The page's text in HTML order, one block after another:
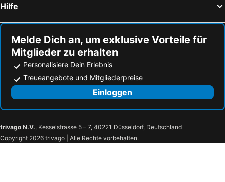
Hilfe
Melde Dich an, um exklusive Vorteile für
Mitglieder zu erhalten
Personalisiere Dein Erlebnis
Treueangebote und Mitgliederpreise
Einloggen
trivago N.V., Kesselstrasse 5 – 7, 40221 Düsseldorf, Deutschland
Copyright 2026 trivago | Alle Rechte vorbehalten.